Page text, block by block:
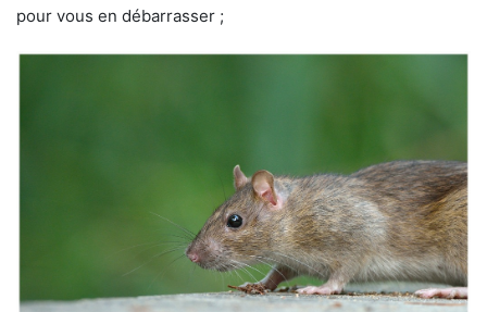
pour vous en débarrasser ;